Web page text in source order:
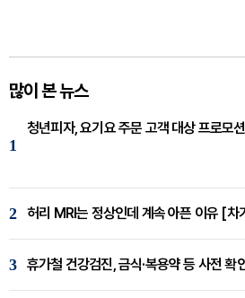
많이 본 뉴스
1
청년피자, 요기요 주문 고객 대상 프로모
2 허리 MRI는 정상인데 계속 아픈 이유 [차
3 휴가철 건강검진, 금식·복용약 등 사전